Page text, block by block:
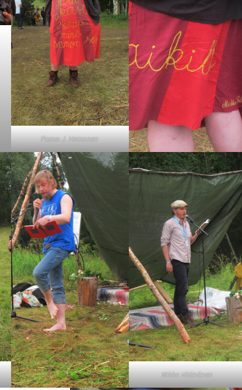
Paavo J. Heinonen
Mikko Väänänen